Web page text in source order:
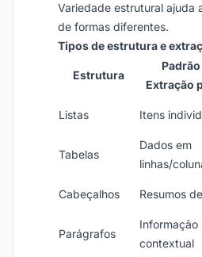
Variedade estrutural ajuda
de formas diferentes.
Tipos de estrutura e
Estrutura
Extração
Listas Itens
Tabelas
Dados em
linhas/
Cabeçalhos Resumos
Parágrafos
Informação
contextual